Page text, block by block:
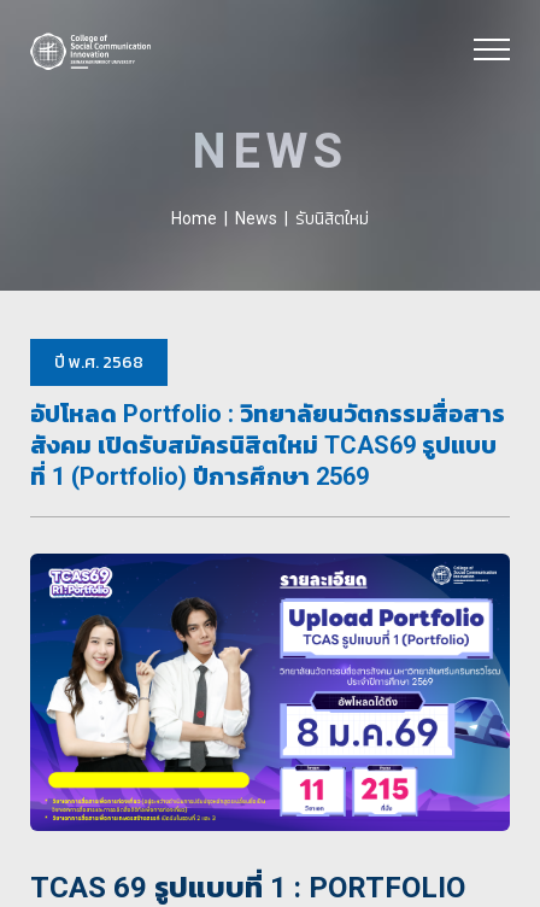
NEWS
Home News รับนิสิตใหม่
ปี พ.ศ. 2568
อัปโหลด Portfolio : วิทยาลัยนวัตกรรมสื่อสาร
สังคม เปิดรับสมัครนิสิตใหม่ TCAS69 รูปแบบ
ที่ 1 (Portfolio) ปีการศึกษา 2569
TCAS 69 รูปแบบที่ 1 : PORTFOLIO